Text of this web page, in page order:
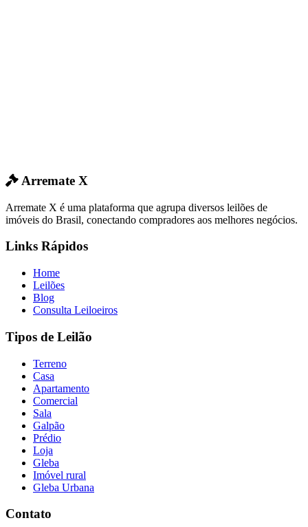
Arremate X
Arremate X é uma plataforma que agrupa diversos leilões de
imóveis do Brasil, conectando compradores aos melhores negócios.
Links Rápidos
Home
Leilões
Blog
Consulta Leiloeiros
Tipos de Leilão
Terreno
Casa
Apartamento
Comercial
Sala
Galpão
Prédio
Loja
Gleba
Imóvel rural
Gleba Urbana
Contato